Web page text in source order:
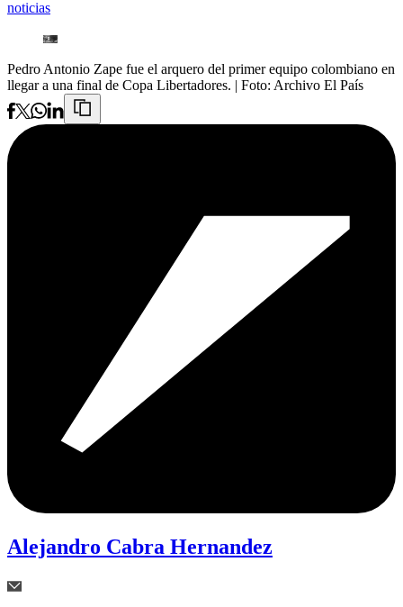
noticias
Pedro Antonio Zape fue el arquero del primer equipo colombiano en
llegar a una final de Copa Libertadores. | Foto: Archivo El País
Alejandro Cabra Hernandez